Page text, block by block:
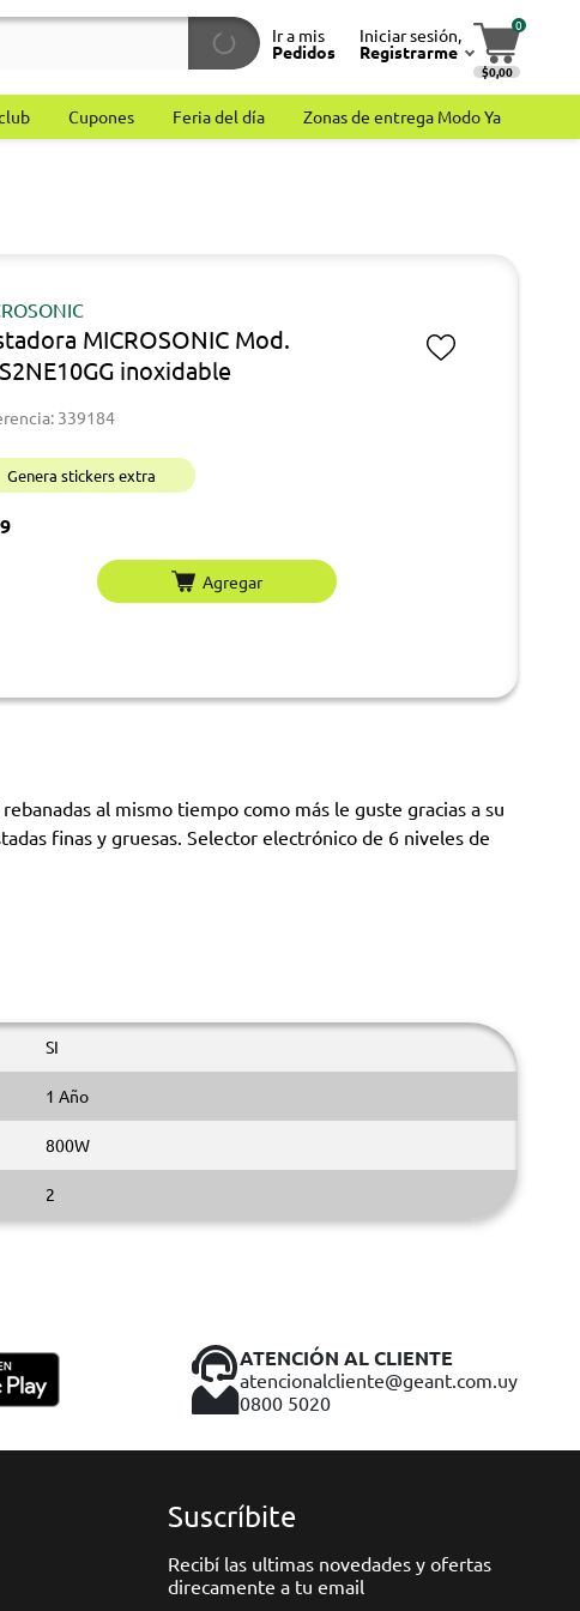
Ir a mis
Pedidos
Iniciar sesión,
Registrarme
0
$0,00
Cupones Feria del día Zonas de entrega Modo Ya
MICROSONIC Mod.
inoxidable
339184
Genera stickers extra
Agregar
al mismo tiempo como más le guste gracias a su
finas y gruesas. Selector electrónico de 6 niveles de
SI
1 Año
800W
2
ATENCIÓN AL CLIENTE
atencionalcliente@geant.com.uy
0800 5020
Suscríbite
Recibí las ultimas novedades y ofertas
direcamente a tu email